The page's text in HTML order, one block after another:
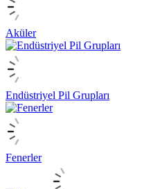
Aküler
Endüstriyel Pil Grupları
Fenerler